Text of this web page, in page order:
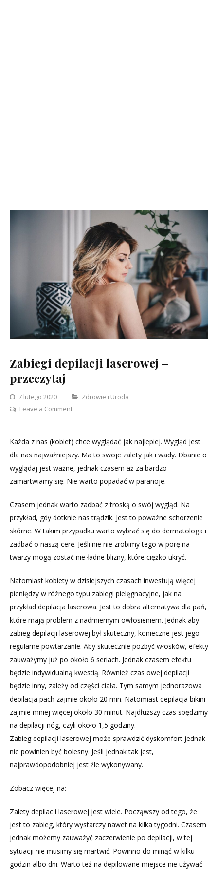
Zabiegi depilacji laserowej –
przeczytaj
7 lutego 2020 Categories
Zdrowie i Uroda
Leave a Commenton
laserowej
–
przeczytaj
Każda z nas (kobiet) chce wyglądać jak najlepiej. Wygląd jest
dla nas najważniejszy. Ma to swoje zalety jak i wady. Dbanie o
wyglądaj jest ważne, jednak czasem aż za bardzo
zamartwiamy się. Nie warto popadać w paranoje.
Czasem jednak warto zadbać z troską o swój wygląd. Na
przykład, gdy dotknie nas trądzik. Jest to poważne schorzenie
skórne. W takim przypadku warto wybrać się do dermatologa i
zadbać o naszą cerę. Jeśli nie nie zrobimy tego w porę na
twarzy mogą zostać nie ładne blizny, które ciężko ukryć.
Natomiast kobiety w dzisiejszych czasach inwestują więcej
pieniędzy w różnego typu zabiegi pielęgnacyjne, jak na
przykład depilacja laserowa. Jest to dobra alternatywa dla pań,
które mają problem z nadmiernym owłosieniem. Jednak aby
zabieg depilacji laserowej był skuteczny, konieczne jest jego
regularne powtarzanie. Aby skutecznie pozbyć włosków, efekty
zauważymy już po około 6 seriach. Jednak czasem efektu
będzie indywidualną kwestią. Również czas owej depilacji
będzie inny, zależy od części ciała. Tym samym jednorazowa
depilacja pach zajmie około 20 min. Natomiast depilacja bikini
zajmie mniej więcej około 30 minut. Najdłuższy czas spędzimy
na depilacji nóg, czyli około 1,5 godziny.
Zabieg depilacji laserowej może sprawdzić dyskomfort jednak
nie powinien być bolesny. Jeśli jednak tak jest,
najprawdopodobniej jest źle wykonywany.
Zobacz więcej na:
Zalety depilacji laserowej jest wiele. Począwszy od tego, że
jest to zabieg, który wystarczy nawet na kilka tygodni. Czasem
jednak możemy zauważyć zaczerwienie po depilacji, w tej
sytuacji nie musimy się martwić. Powinno do minąć w kilku
godzin albo dni. Warto też na depilowane miejsce nie używać